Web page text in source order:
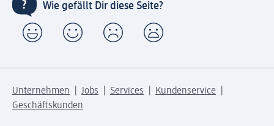
Wie gefällt Dir diese Seite?
Unternehmen Jobs Services
Kundenservice
Geschäftskunden